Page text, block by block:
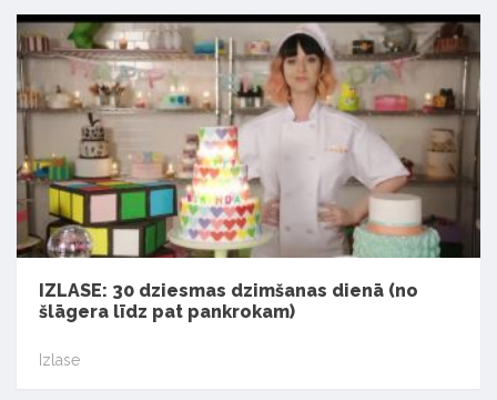
IZLASE: 30 dziesmas dzimšanas dienā (no
šlāgera līdz pat pankrokam)
Izlase